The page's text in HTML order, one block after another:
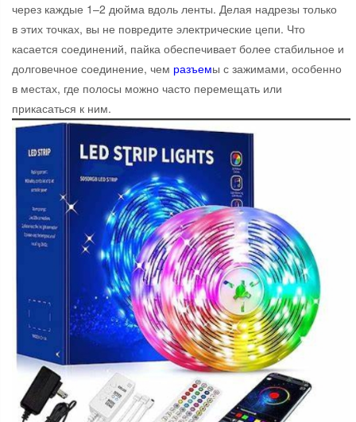
через каждые 1–2 дюйма вдоль ленты. Делая надрезы только
в этих точках, вы не повредите электрические цепи. Что
касается соединений, пайка обеспечивает более стабильное и
долговечное соединение, чем разъемы с зажимами, особенно
в местах, где полосы можно часто перемещать или
прикасаться к ним.